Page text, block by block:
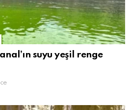
suyu yeşil renge